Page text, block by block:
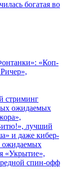
богатая во
«Коп-
стриминг
ожидаемых
лучший
и даже кибер-
ожидаемых
«Укрытие»,
спин-офф